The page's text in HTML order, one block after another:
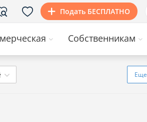
Подать БЕСПЛАТНО
Собственникам
Еще